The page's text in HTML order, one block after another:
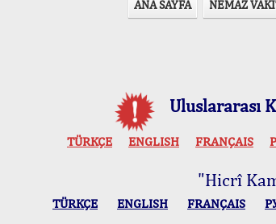
ANA SAYFA NEMÂZ
Uluslararası
TÜRKÇE ENGLISH FRANÇAIS
"Hicrî
TÜRKÇE ENGLISH FRANÇAIS